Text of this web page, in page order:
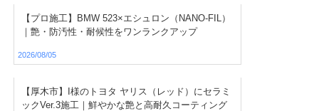
【プロ施工】BMW 523×エシュロン（NANO-FIL）
｜艶・防汚性・耐候性をワンランクアップ
2026/08/05
【厚木市】I様のトヨタ ヤリス（レッド）にセラミ
ックVer.3施工｜鮮やかな艶と高耐久コーティング